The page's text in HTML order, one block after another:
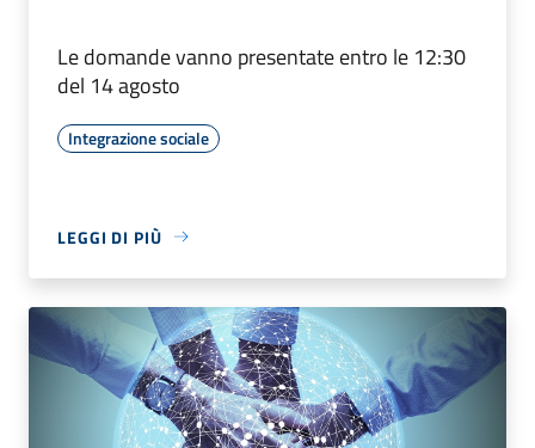
Le domande vanno presentate entro le 12:30
del 14 agosto
Integrazione sociale
LEGGI DI PIÙ